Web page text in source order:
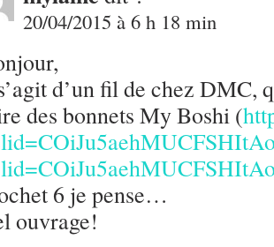
20/04/2015 à 6 h 18 min
d’un fil de chez DMC,
des bonnets My Boshi (
6 je pense…
ouvrage!